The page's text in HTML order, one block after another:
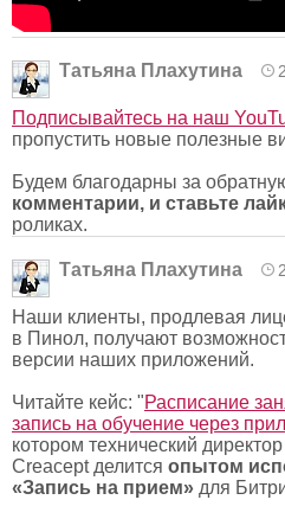
Татьяна Плахутина
Подписывайтесь на наш
пропустить новые полезные
Будем благодарны за
комментарии, и ставьте
роликах.
Татьяна Плахутина
Наши клиенты, продлевая
в Пинол, получают
версии наших приложений.
Читайте кейс: "Расписание
запись на обучение через
котором технический
Creacept делится опытом
«Запись на прием» для